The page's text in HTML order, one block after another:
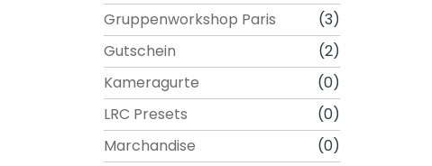
Gruppenworkshop Paris
(3)
Gutschein
(2)
Kameragurte
(0)
LRC Presets
(0)
Marchandise
(0)